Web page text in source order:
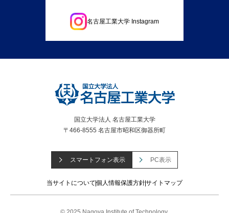
名古屋工業大学 Instagram
国立大学法人 名古屋工業大学
〒466-8555 名古屋市昭和区御器所町
スマートフォン表示 PC表示
当サイトについて個人情報保護方針サイトマップ